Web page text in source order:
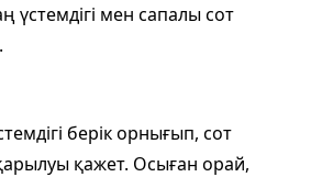
үстемдігі мен сапалы сот
берік орнығып, сот
қажет. Осыған орай,